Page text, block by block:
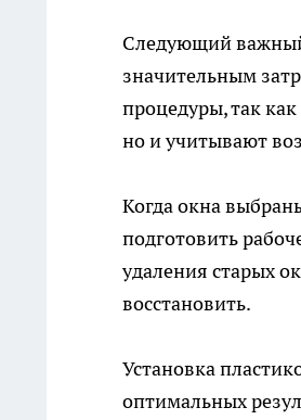
Следующий
значительным
процедуры, так
но и учитывают
Когдаокна
подготовить
удаления старых
восстановить.
Установка
оптимальных